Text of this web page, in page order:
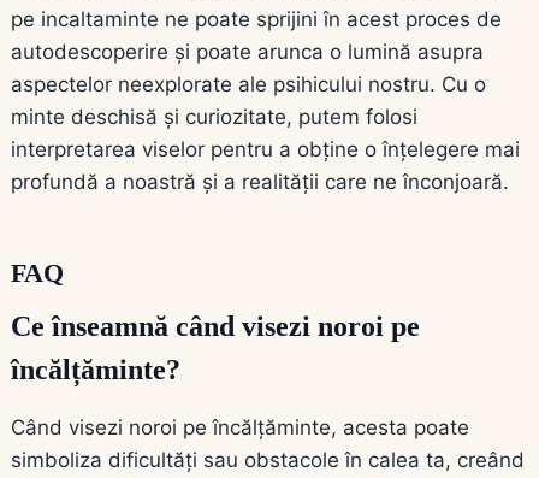
pe incaltaminte ne poate sprijini în acest proces de
autodescoperire și poate arunca o lumină asupra
aspectelor neexplorate ale psihicului nostru. Cu o
minte deschisă și curiozitate, putem folosi
interpretarea viselor pentru a obține o înțelegere mai
profundă a noastră și a realității care ne înconjoară.
FAQ
Ce înseamnă când visezi noroi pe
încălțăminte?
Când visezi noroi pe încălțăminte, acesta poate
simboliza dificultăți sau obstacole în calea ta, creând